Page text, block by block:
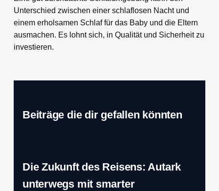
Unterschied zwischen einer schlaflosen Nacht und
einem erholsamen Schlaf für das Baby und die Eltern
ausmachen. Es lohnt sich, in Qualität und Sicherheit zu
investieren.
Beiträge die dir gefallen könnten
Die Zukunft des Reisens: Autark
unterwegs mit smarter